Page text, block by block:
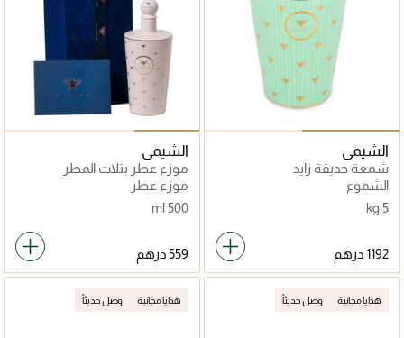
الشيمي
شمعة حديقة زايد
الشموع
5 kg
الشيمي
موزع عطر بتلات المطر
موزع عطر
500 ml
هدايا مجانية وصل حديثاً هدايا مجانية وصل حديثاً